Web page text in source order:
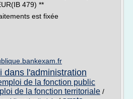
479) **
est fixée
dans l'administration
de la fonction public
de la fonction territoriale /